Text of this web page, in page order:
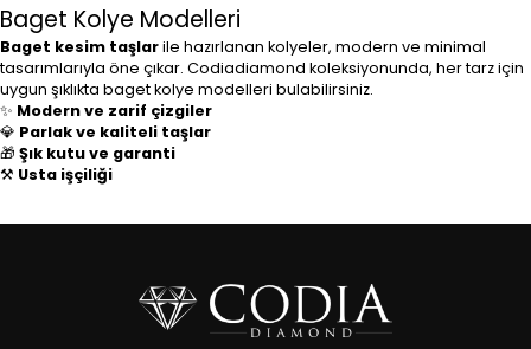
Baget Kolye Modelleri
Baget kesim taşlarile hazırlanan kolyeler, modern ve minimal
tasarımlarıyla öne çıkar. Codiadiamond koleksiyonunda, her tarz için
uygun şıklıkta baget kolye modelleri bulabilirsiniz.
✨ Modern ve zarif çizgiler
💎 Parlak ve kaliteli taşlar
🎁 Şık kutu ve garanti
⚒️ Usta işçiliği